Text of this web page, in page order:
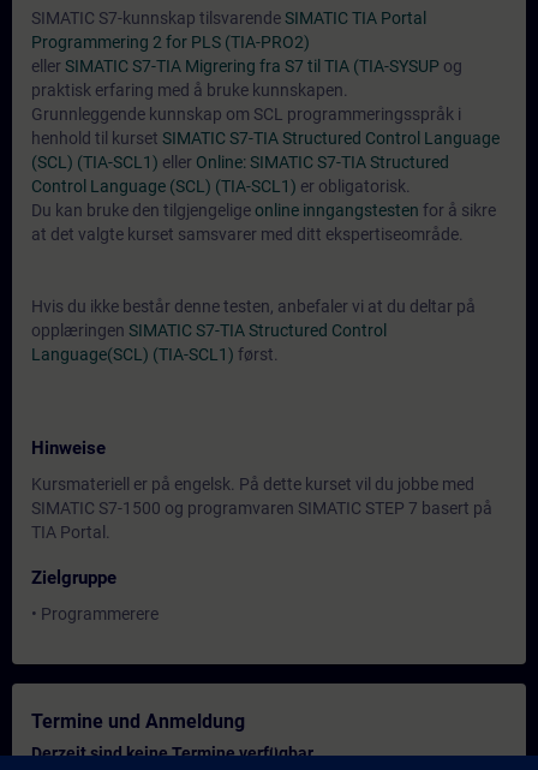
SIMATIC S7-kunnskap tilsvarendeSIMATIC TIA Portal
Programmering 2 for PLS (TIA-PRO2)
ellerSIMATIC S7-TIA Migrering fra S7 til TIA (TIA-SYSUP og
praktisk erfaring med å bruke kunnskapen.
Grunnleggende kunnskap om SCL programmeringsspråk i
henhold til kurset SIMATIC S7-TIA Structured Control Language
(SCL) (TIA-SCL1) eller Online: SIMATIC S7-TIA Structured
Control Language (SCL) (TIA-SCL1) er obligatorisk.
Du kan bruke den tilgjengeligeonline inngangstesten for å sikre
at det valgte kurset samsvarer med ditt ekspertiseområde.
Hvis du ikke består denne testen, anbefaler vi at du deltar på
opplæringen SIMATIC S7-TIA Structured Control
Language(SCL) (TIA-SCL1) først.
Hinweise
Kursmateriell er på engelsk. På dette kurset vil du jobbe med
SIMATIC S7-1500 og programvaren SIMATIC STEP 7 basert på
TIA Portal.
Zielgruppe
• Programmerere
Termine und Anmeldung
Derzeit sind keine Termine verfügbar